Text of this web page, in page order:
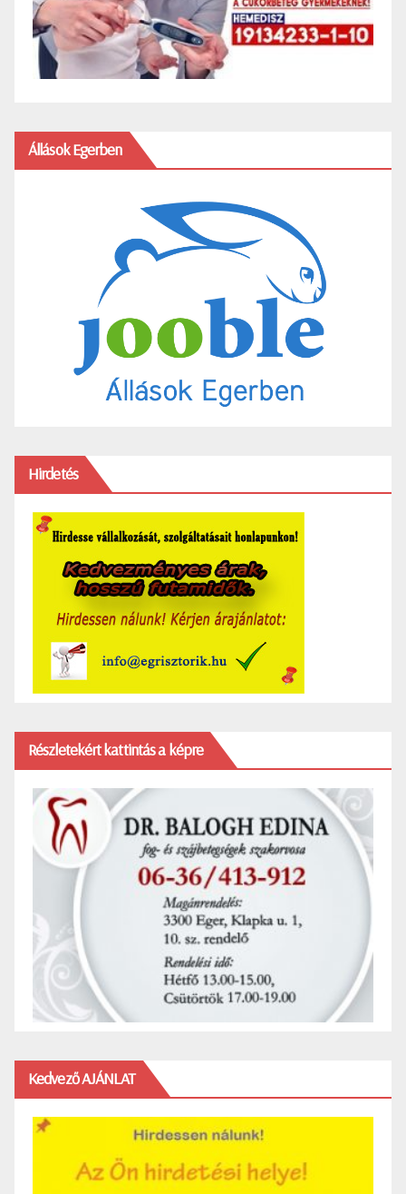
Állások Egerben
Hirdetés
Részletekért kattintás a képre
Kedvező AJÁNLAT